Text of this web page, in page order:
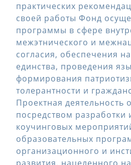
практических
своей работы Фонд
программы в сфере
межэтнического и
согласия, обеспечения
единства, проведения
формирования
толерантности и
Проектная деятельность
посредством разработки
коучинговых
образовательных
организационного и